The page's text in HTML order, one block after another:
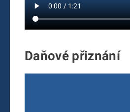
Daňové přiznání